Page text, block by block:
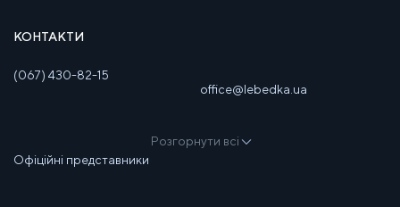
КОНТАКТИ
(067) 430-82-15
office@lebedka.ua
Розгорнути всі
Офіційні представники